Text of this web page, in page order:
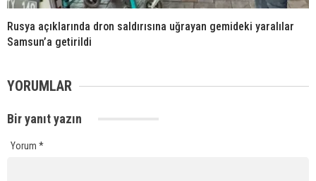
Rusya açıklarında dron saldırısına uğrayan gemideki yaralılar
Samsun’a getirildi
YORUMLAR
Bir yanıt yazın
Yorum *